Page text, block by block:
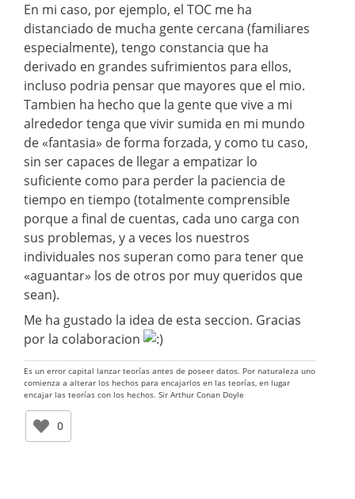
En mi caso, por ejemplo, el TOC me ha
distanciado de mucha gente cercana (familiares
especialmente), tengo constancia que ha
derivado en grandes sufrimientos para ellos,
incluso podria pensar que mayores que el mio.
Tambien ha hecho que la gente que vive a mi
alrededor tenga que vivir sumida en mi mundo
de «fantasia» de forma forzada, y como tu caso,
sin ser capaces de llegar a empatizar lo
suficiente como para perder la paciencia de
tiempo en tiempo (totalmente comprensible
porque a final de cuentas, cada uno carga con
sus problemas, y a veces los nuestros
individuales nos superan como para tener que
«aguantar» los de otros por muy queridos que
sean).
Me ha gustado la idea de esta seccion. Gracias
por la colaboracion
Es un error capital lanzar teorías antes de poseer datos. Por naturaleza uno
comienza a alterar los hechos para encajarlos en las teorías, en lugar
encajar las teorías con los hechos. Sir Arthur Conan Doyle
0